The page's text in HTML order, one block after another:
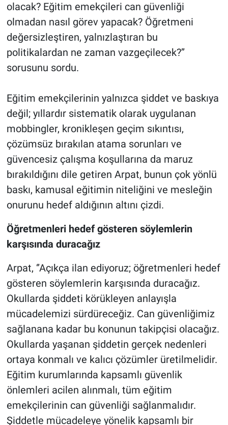
olacak? Eğitim emekçileri can güvenliği
olmadan nasıl görev yapacak? Öğretmeni
değersizleştiren, yalnızlaştıran bu
politikalardan ne zaman vazgeçilecek?’’
sorusunu sordu.
Eğitim emekçilerinin yalnızca şiddet ve baskıya
değil; yıllardır sistematik olarak uygulanan
mobbingler, kronikleşen geçim sıkıntısı,
çözümsüz bırakılan atama sorunları ve
güvencesiz çalışma koşullarına da maruz
bırakıldığını dile getiren Arpat, bunun çok yönlü
baskı, kamusal eğitimin niteliğini ve mesleğin
onurunu hedef aldığının altını çizdi.
Öğretmenleri hedef gösteren söylemlerin
karşısında duracağız
Arpat, ‘’Açıkça ilan ediyoruz; öğretmenleri hedef
gösteren söylemlerin karşısında duracağız.
Okullarda şiddeti körükleyen anlayışla
mücadelemizi sürdüreceğiz. Can güvenliğimiz
sağlanana kadar bu konunun takipçisi olacağız.
Okullarda yaşanan şiddetin gerçek nedenleri
ortaya konmalı ve kalıcı çözümler üretilmelidir.
Eğitim kurumlarında kapsamlı güvenlik
önlemleri acilen alınmalı, tüm eğitim
emekçilerinin can güvenliği sağlanmalıdır.
Şiddetle mücadeleye yönelik kapsamlı bir